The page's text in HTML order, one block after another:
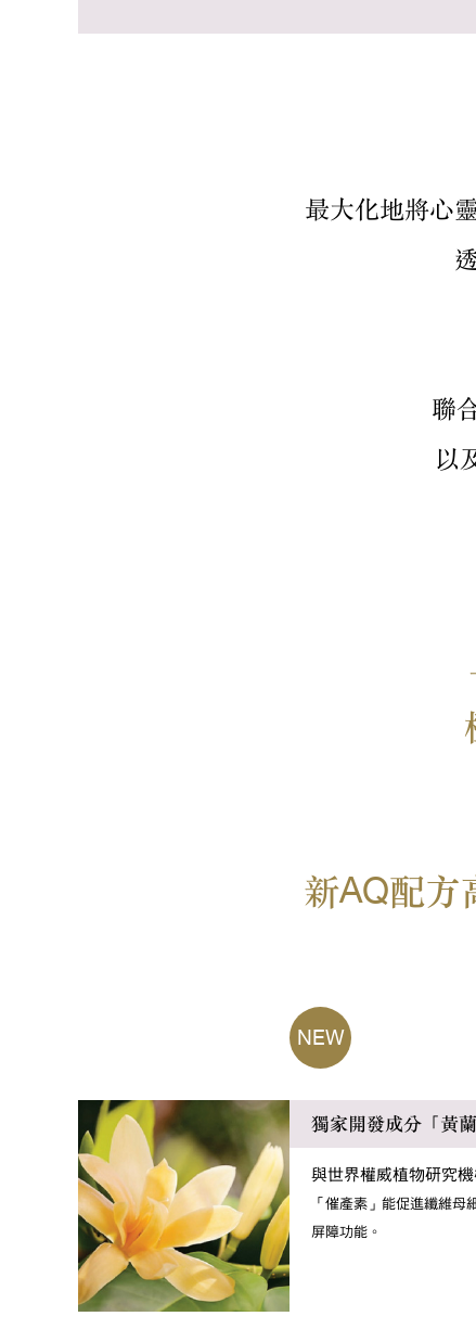
最大化地將心
聯
以
新AQ配方
NEW
獨家開發成分「黃蘭
與世界權威植物研究機
「催產素」能促進纖維母
屏障功能。